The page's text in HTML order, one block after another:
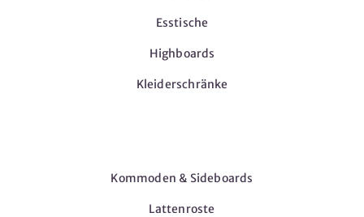
Esstische
Highboards
Kleiderschränke
Kommoden & Sideboards
Lattenroste